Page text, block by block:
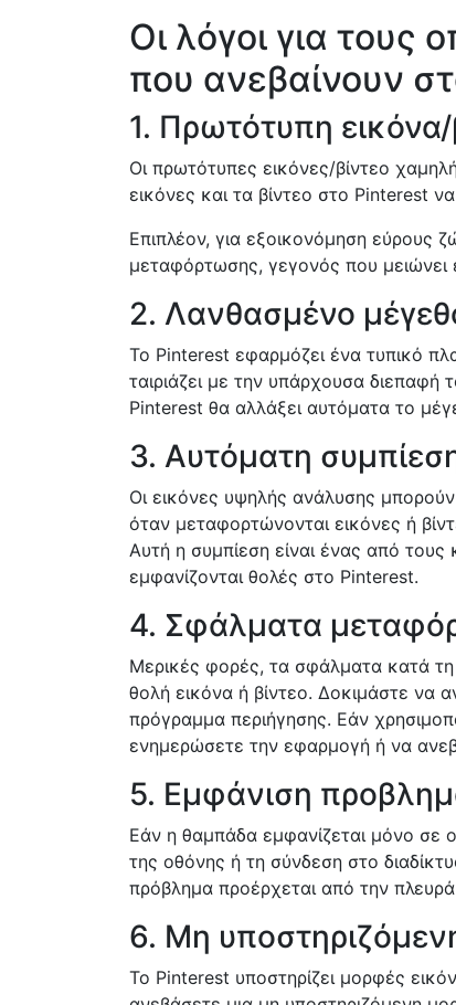
Οι λόγοι για τους
που ανεβαίνουν
1. Πρωτότυπη
Οι πρωτότυπες εικόνες/βίντεο
εικόνες και τα βίντεο στο Pinterest
Επιπλέον, για εξοικονόμηση εύρους
μεταφόρτωσης, γεγονός που μειώνει
2. Λανθασμένο
Το Pinterest εφαρμόζει ένα τυπικό
ταιριάζει με την υπάρχουσα
Pinterest θα αλλάξει αυτόματα το
3. Αυτόματη
Οι εικόνες υψηλής ανάλυσης
όταν μεταφορτώνονται εικόνες ή
Αυτή η συμπίεση είναι ένας από τους
εμφανίζονται θολές στο Pinterest.
4. Σφάλματα
Μερικές φορές, τα σφάλματα κατά
θολή εικόνα ή βίντεο. Δοκιμάστε να
πρόγραμμα περιήγησης. Εάν
ενημερώσετε την εφαρμογή ή να
5. Εμφάνιση
Εάν η θαμπάδα εμφανίζεται μόνο σε
της οθόνης ή τη σύνδεση στο
πρόβλημα προέρχεται από την
6. Μη
Το Pinterest υποστηρίζει μορφές